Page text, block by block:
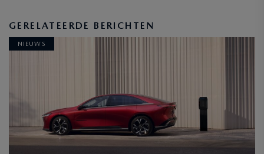
GERELATEERDE BERICHTEN
NIEUWS